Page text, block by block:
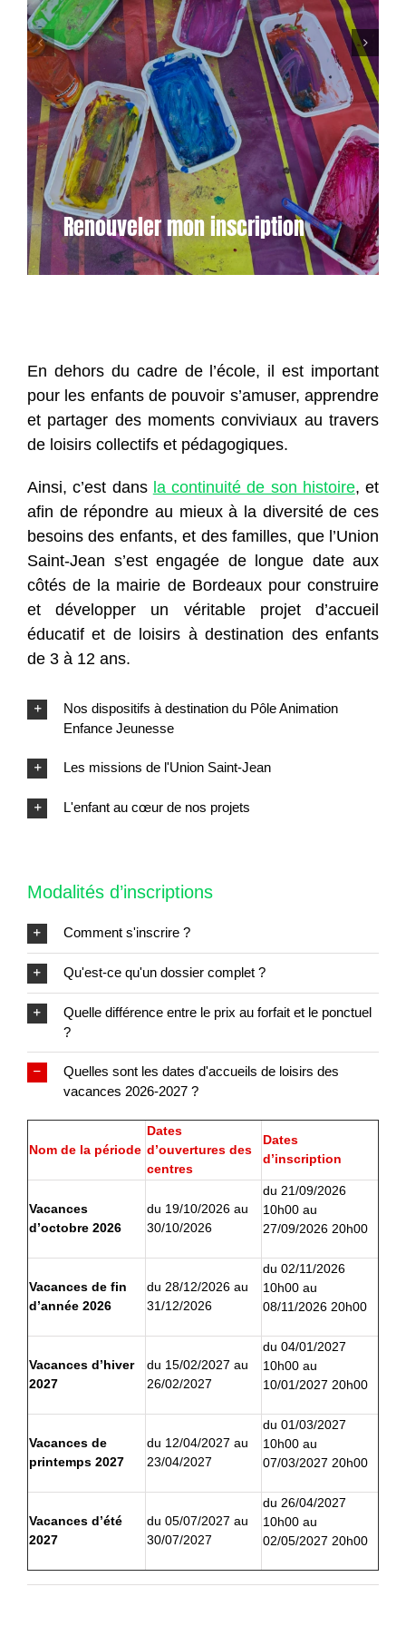
Renouveler mon inscription
En dehors du cadre de l’école, il est important
pour les enfants de pouvoir s’amuser, apprendre
et partager des moments conviviaux au travers
de loisirs collectifs et pédagogiques.
Ainsi, c’est dans la continuité de son histoire, et
afin de répondre au mieux à la diversité de ces
besoins des enfants, et des familles, que l’Union
Saint-Jean s’est engagée de longue date aux
côtés de la mairie de Bordeaux pour construire
et développer un véritable projet d’accueil
éducatif et de loisirs à destination des enfants
de 3 à 12 ans.
Nos dispositifs à destination du Pôle Animation
Enfance Jeunesse
Les missions de l'Union Saint-Jean
L'enfant au cœur de nos projets
Modalités d’inscriptions
Comment s'inscrire ?
Qu'est-ce qu'un dossier complet ?
Quelle différence entre le prix au forfait et le ponctuel
?
Quelles sont les dates d'accueils de loisirs des
vacances 2026-2027 ?
Nom de la période
Dates
d’ouvertures des
centres
Dates
d’inscription
Vacances
d’octobre 2026
du 19/10/2026 au
30/10/2026
du 21/09/2026
10h00 au
27/09/2026 20h00
Vacances de fin
d’année 2026
du 28/12/2026 au
31/12/2026
du 02/11/2026
10h00 au
08/11/2026 20h00
Vacances d’hiver
2027
du 15/02/2027 au
26/02/2027
du 04/01/2027
10h00 au
10/01/2027 20h00
Vacances de
printemps 2027
du 12/04/2027 au
23/04/2027
du 01/03/2027
10h00 au
07/03/2027 20h00
Vacances d’été
2027
du 05/07/2027 au
30/07/2027
du 26/04/2027
10h00 au
02/05/2027 20h00